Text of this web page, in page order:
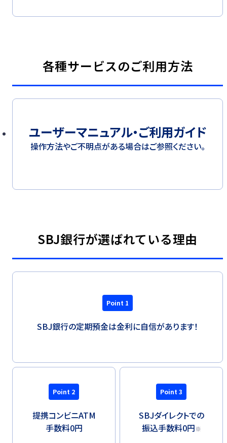
各種サービスのご利用方法
ユーザーマニュアル・ご利用ガイド
操作方法やご不明点がある場合はご参照ください。
SBJ銀行が選ばれている理由
Point 1
SBJ銀行の定期預金は金利に自信があります！
Point 2
提携コンビニATM
手数料0円
Point 3
SBJダイレクトでの
振込手数料0円※